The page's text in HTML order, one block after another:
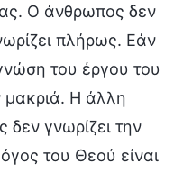
Ο άνθρωπος δεν
πλήρως. Εάν
του έργου του
μακριά. Η άλλη
δεν γνωρίζει την
του Θεού είναι